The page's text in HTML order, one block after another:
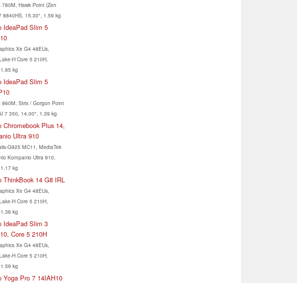
780M, Hawk Point (Zen
8840HS, 15.30", 1.59 kg
IdeaPad Slim 5
Xe G4 48EUs,
H Core 5 210H,
kg
IdeaPad Slim 5
860M, Strix / Gorgon Point
7 350, 14.00", 1.39 kg
Chromebook Plus 14,
Ultra 910
G925 MC11, MediaTek
Kompanio Ultra 910,
kg
ThinkBook 14 G8 IRL
Xe G4 48EUs,
H Core 5 210H,
kg
IdeaPad Slim 3
Core 5 210H
Xe G4 48EUs,
H Core 5 210H,
kg
Yoga Pro 7 14IAH10